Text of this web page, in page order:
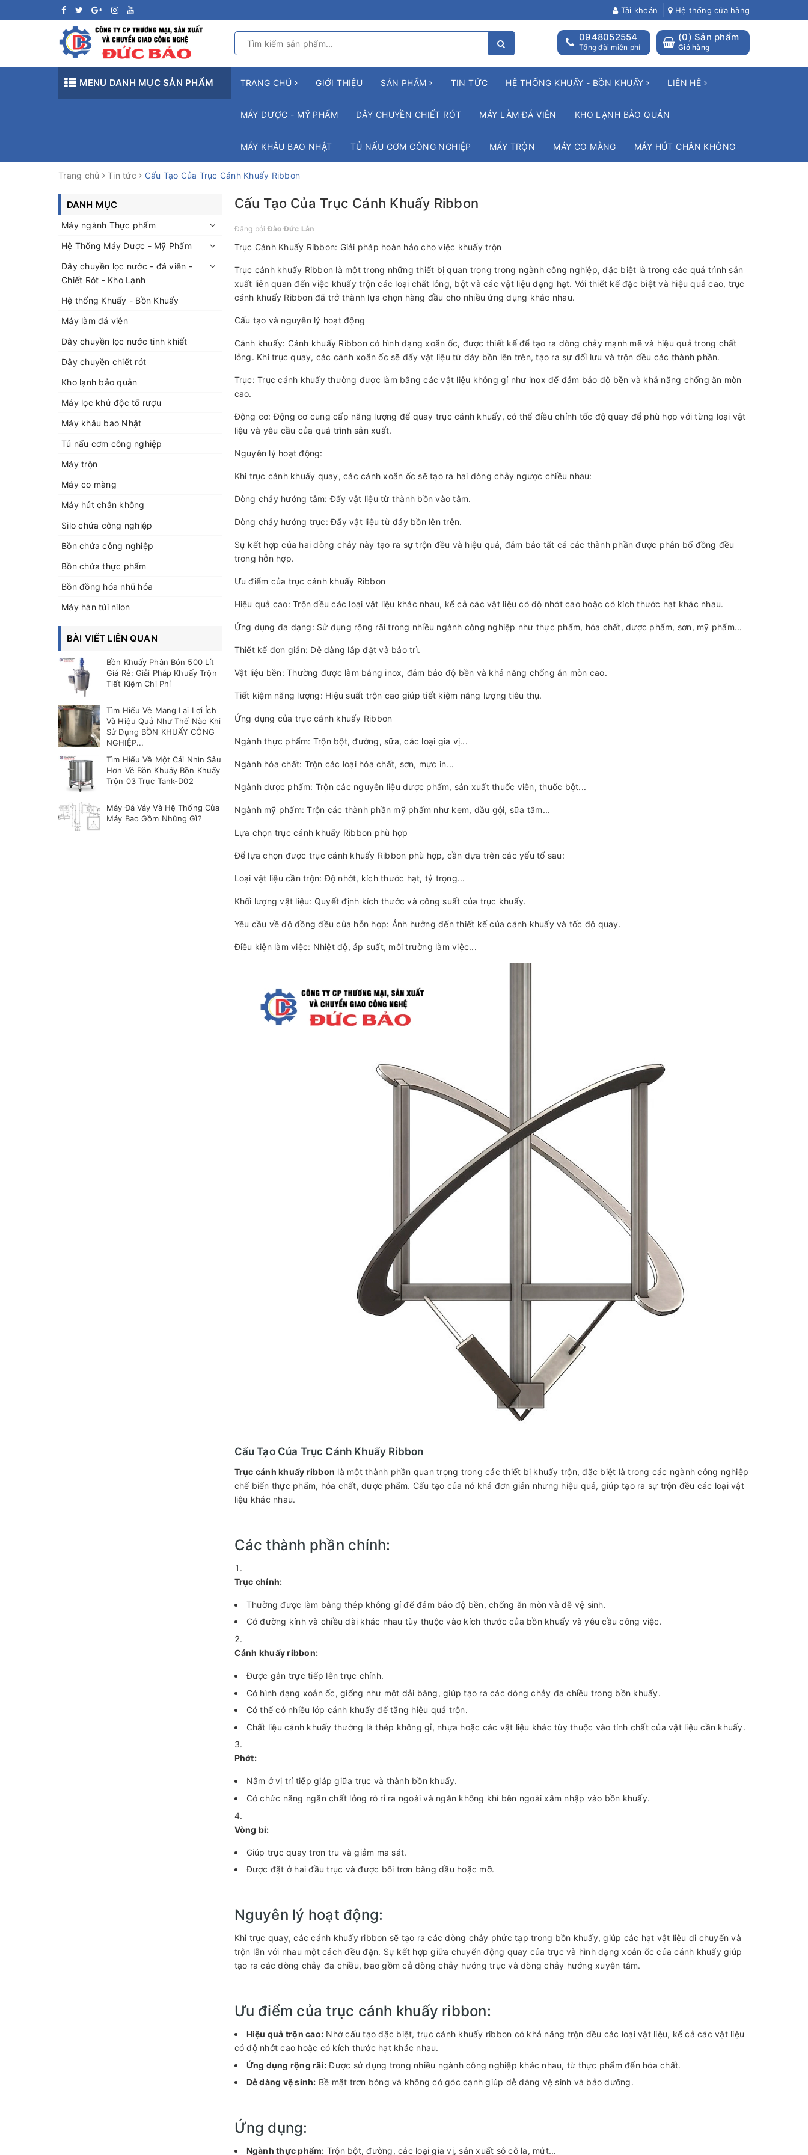
Tài khoản Hệ thống cửa hàng
(0) Sản phẩm
Giỏ hàng
0948052554
Tổng đài miễn phí
MENU DANH MỤC SẢN PHẨM TRANG CHỦ GIỚI THIỆU SẢN PHẨM TIN TỨC HỆ THỐNG KHUẤY - BỒN KHUẤY LIÊN HỆ
MÁY DƯỢC - MỸ PHẨM DÂY CHUYỀN CHIẾT RÓT MÁY LÀM ĐÁ VIÊN KHO LẠNH BẢO QUẢN
MÁY KHÂU BAO NHẬT TỦ NẤU CƠM CÔNG NGHIỆP MÁY TRỘN MÁY CO MÀNG MÁY HÚT CHÂN KHÔNG
Trang chủ Tin tức Cấu Tạo Của Trục Cánh Khuấy Ribbon
Cấu Tạo Của Trục Cánh Khuấy Ribbon
Đăng bởiĐào Đức Lân
Trục Cánh Khuấy Ribbon: Giải pháp hoàn hảo cho việc khuấy trộn
Trục cánh khuấy Ribbon là một trong những thiết bị quan trọng trong ngành công nghiệp, đặc biệt là trong các quá trình sản
xuất liên quan đến việc khuấy trộn các loại chất lỏng, bột và các vật liệu dạng hạt. Với thiết kế đặc biệt và hiệu quả cao, trục
cánh khuấy Ribbon đã trở thành lựa chọn hàng đầu cho nhiều ứng dụng khác nhau.
Cấu tạo và nguyên lý hoạt động
Cánh khuấy: Cánh khuấy Ribbon có hình dạng xoắn ốc, được thiết kế để tạo ra dòng chảy mạnh mẽ và hiệu quả trong chất
lỏng. Khi trục quay, các cánh xoắn ốc sẽ đẩy vật liệu từ đáy bồn lên trên, tạo ra sự đối lưu và trộn đều các thành phần.
Trục: Trục cánh khuấy thường được làm bằng các vật liệu không gỉ như inox để đảm bảo độ bền và khả năng chống ăn mòn
cao.
Động cơ: Động cơ cung cấp năng lượng để quay trục cánh khuấy, có thể điều chỉnh tốc độ quay để phù hợp với từng loại vật
liệu và yêu cầu của quá trình sản xuất.
Nguyên lý hoạt động:
Khi trục cánh khuấy quay, các cánh xoắn ốc sẽ tạo ra hai dòng chảy ngược chiều nhau:
Dòng chảy hướng tâm: Đẩy vật liệu từ thành bồn vào tâm.
Dòng chảy hướng trục: Đẩy vật liệu từ đáy bồn lên trên.
Sự kết hợp của hai dòng chảy này tạo ra sự trộn đều và hiệu quả, đảm bảo tất cả các thành phần được phân bố đồng đều
trong hỗn hợp.
Ưu điểm của trục cánh khuấy Ribbon
Hiệu quả cao: Trộn đều các loại vật liệu khác nhau, kể cả các vật liệu có độ nhớt cao hoặc có kích thước hạt khác nhau.
Ứng dụng đa dạng: Sử dụng rộng rãi trong nhiều ngành công nghiệp như thực phẩm, hóa chất, dược phẩm, sơn, mỹ phẩm...
Thiết kế đơn giản: Dễ dàng lắp đặt và bảo trì.
Vật liệu bền: Thường được làm bằng inox, đảm bảo độ bền và khả năng chống ăn mòn cao.
Tiết kiệm năng lượng: Hiệu suất trộn cao giúp tiết kiệm năng lượng tiêu thụ.
Ứng dụng của trục cánh khuấy Ribbon
Ngành thực phẩm: Trộn bột, đường, sữa, các loại gia vị...
Ngành hóa chất: Trộn các loại hóa chất, sơn, mực in...
Ngành dược phẩm: Trộn các nguyên liệu dược phẩm, sản xuất thuốc viên, thuốc bột...
Ngành mỹ phẩm: Trộn các thành phần mỹ phẩm như kem, dầu gội, sữa tắm...
Lựa chọn trục cánh khuấy Ribbon phù hợp
Để lựa chọn được trục cánh khuấy Ribbon phù hợp, cần dựa trên các yếu tố sau:
Loại vật liệu cần trộn: Độ nhớt, kích thước hạt, tỷ trọng...
Khối lượng vật liệu: Quyết định kích thước và công suất của trục khuấy.
Yêu cầu về độ đồng đều của hỗn hợp: Ảnh hưởng đến thiết kế của cánh khuấy và tốc độ quay.
Điều kiện làm việc: Nhiệt độ, áp suất, môi trường làm việc...
Cấu Tạo Của Trục Cánh Khuấy Ribbon
Trục cánh khuấy ribbon là một thành phần quan trọng trong các thiết bị khuấy trộn, đặc biệt là trong các ngành công nghiệp
chế biến thực phẩm, hóa chất, dược phẩm. Cấu tạo của nó khá đơn giản nhưng hiệu quả, giúp tạo ra sự trộn đều các loại vật
liệu khác nhau.
Các thành phần chính:
Trục chính:
Thường được làm bằng thép không gỉ để đảm bảo độ bền, chống ăn mòn và dễ vệ sinh.
Có đường kính và chiều dài khác nhau tùy thuộc vào kích thước của bồn khuấy và yêu cầu công việc.
Cánh khuấy ribbon:
Được gắn trực tiếp lên trục chính.
Có hình dạng xoắn ốc, giống như một dải băng, giúp tạo ra các dòng chảy đa chiều trong bồn khuấy.
Có thể có nhiều lớp cánh khuấy để tăng hiệu quả trộn.
Chất liệu cánh khuấy thường là thép không gỉ, nhựa hoặc các vật liệu khác tùy thuộc vào tính chất của vật liệu cần khuấy.
Phớt:
Nằm ở vị trí tiếp giáp giữa trục và thành bồn khuấy.
Có chức năng ngăn chất lỏng rò rỉ ra ngoài và ngăn không khí bên ngoài xâm nhập vào bồn khuấy.
Vòng bi:
Giúp trục quay trơn tru và giảm ma sát.
Được đặt ở hai đầu trục và được bôi trơn bằng dầu hoặc mỡ.
Nguyên lý hoạt động:
Khi trục quay, các cánh khuấy ribbon sẽ tạo ra các dòng chảy phức tạp trong bồn khuấy, giúp các hạt vật liệu di chuyển và
trộn lẫn với nhau một cách đều đặn. Sự kết hợp giữa chuyển động quay của trục và hình dạng xoắn ốc của cánh khuấy giúp
tạo ra các dòng chảy đa chiều, bao gồm cả dòng chảy hướng trục và dòng chảy hướng xuyên tâm.
Ưu điểm của trục cánh khuấy ribbon:
Hiệu quả trộn cao: Nhờ cấu tạo đặc biệt, trục cánh khuấy ribbon có khả năng trộn đều các loại vật liệu, kể cả các vật liệu
có độ nhớt cao hoặc có kích thước hạt khác nhau.
Ứng dụng rộng rãi:Được sử dụng trong nhiều ngành công nghiệp khác nhau, từ thực phẩm đến hóa chất.
Dễ dàng vệ sinh: Bề mặt trơn bóng và không có góc cạnh giúp dễ dàng vệ sinh và bảo dưỡng.
Ứng dụng:
Ngành thực phẩm: Trộn bột, đường, các loại gia vị, sản xuất sô cô la, mứt...
DANH MỤC
Máy ngành Thực phẩm
Hệ Thống Máy Dược - Mỹ Phẩm
Dây chuyền lọc nước - đá viên -
Chiết Rót - Kho Lạnh
Hệ thống Khuấy - Bồn Khuấy
Máy làm đá viên
Dây chuyền lọc nước tinh khiết
Dây chuyền chiết rót
Kho lạnh bảo quản
Máy lọc khử độc tố rượu
Máy khâu bao Nhật
Tủ nấu cơm công nghiệp
Máy trộn
Máy co màng
Máy hút chân không
Silo chứa công nghiệp
Bồn chứa công nghiệp
Bồn chứa thực phẩm
Bồn đồng hóa nhũ hóa
Máy hàn túi nilon
BÀI VIẾT LIÊN QUAN
Bồn Khuấy Phân Bón 500 Lít
Giá Rẻ: Giải Pháp Khuấy Trộn
Tiết Kiệm Chi Phí
Tìm Hiểu Về Mang Lại Lợi Ích
Và Hiệu Quả Như Thế Nào Khi
Sử Dụng BỒN KHUẤY CÔNG
NGHIỆP...
Tìm Hiểu Về Một Cái Nhìn Sâu
Hơn Về Bồn Khuấy Bồn Khuấy
Trộn 03 Trục Tank-D02
Máy Đá Vảy Và Hệ Thống Của
Máy Bao Gồm Những Gì?